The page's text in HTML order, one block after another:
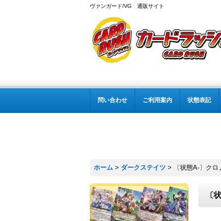
ヴァンガード/VG 通販サイト
問い合わせ ご利用案内 状態表記
ホーム > ダークステイツ > 〔状態A-〕ク
〔